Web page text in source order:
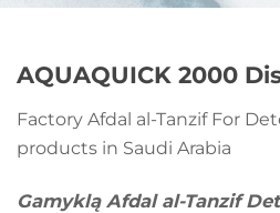
AQUAQUICK 2000
Factory Afdal al-Tanzif For
products in Saudi Arabia
Gamyklą Afdal al-Tanzif